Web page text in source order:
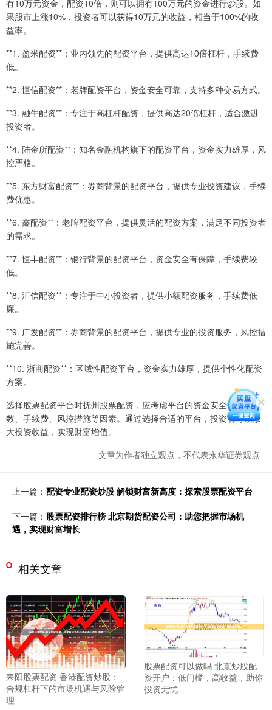
有10万元资金，配资10倍，则可以拥有100万元的资金进行炒股。如
果股市上涨10%，投资者可以获得10万元的收益，相当于100%的收
益率。
**1. 盈米配资**：业内领先的配资平台，提供高达10倍杠杆，手续费
低。
**2. 恒信配资**：老牌配资平台，资金安全可靠，支持多种交易方式。
**3. 融牛配资**：专注于高杠杆配资，提供高达20倍杠杆，适合激进
投资者。
**4. 陆金所配资**：知名金融机构旗下的配资平台，资金实力雄厚，风
控严格。
**5. 东方财富配资**：券商背景的配资平台，提供专业投资建议，手续
费优惠。
**6. 鑫配资**：老牌配资平台，提供灵活的配资方案，满足不同投资者
的需求。
**7. 恒丰配资**：银行背景的配资平台，资金安全有保障，手续费较
低。
**8. 汇信配资**：专注于中小投资者，提供小额配资服务，手续费低
廉。
**9. 广发配资**：券商背景的配资平台，提供专业的投资服务，风控措
施完善。
**10. 浙商配资**：区域性配资平台，资金实力雄厚，提供个性化配资
方案。
选择股票配资平台时抚州股票配资，应考虑平台的资金安全、杠杆倍
数、手续费、风控措施等因素。通过选择合适的平台，投资者可以放
大投资收益，实现财富增值。
文章为作者独立观点，不代表永华证券观点
上一篇： 配资专业配资炒股 解锁财富新高度：探索股票配资平台
下一篇： 股票配资排行榜 北京期货配资公司：助您把握市场机
遇，实现财富增长
相关文章
耒阳股票配资 香港配资炒股：
合规杠杆下的市场机遇与风险管
理
股票配资可以做吗 北京炒股配
资开户：低门槛，高收益，助你
投资无忧